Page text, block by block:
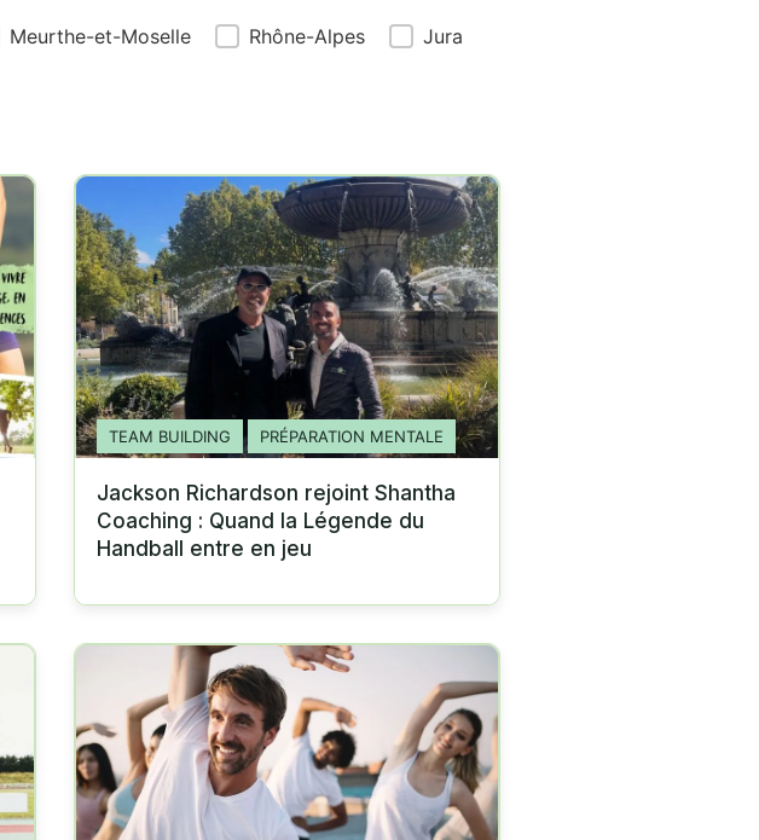
Meurthe-et-Moselle Rhône-Alpes
Jura
TEAM BUILDING PRÉPARATION MENTALE
Jackson Richardson rejoint Shantha
Coaching : Quand la Légende du
Handball entre en jeu